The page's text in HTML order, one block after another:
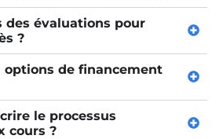
des évaluations pour
?
options de financement
le processus
cours ?